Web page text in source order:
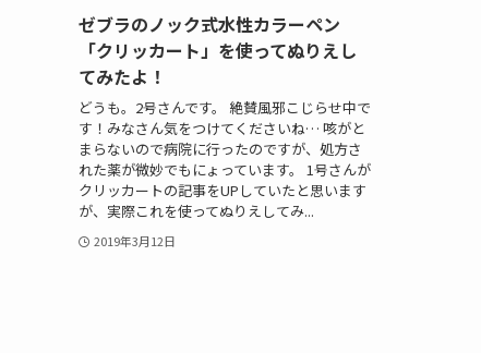
ゼブラのノック式水性カラーペン
「クリッカート」を使ってぬりえし
てみたよ！
どうも。2号さんです。 絶賛風邪こじらせ中で
す！みなさん気をつけてくださいね… 咳がと
まらないので病院に行ったのですが、処方さ
れた薬が微妙でもにょっています。 1号さんが
クリッカートの記事をUPしていたと思います
が、実際これを使ってぬりえしてみ...
2019年3月12日